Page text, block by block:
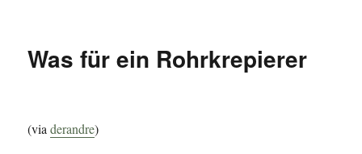
Was für ein Rohrkrepierer
(viaderandre)